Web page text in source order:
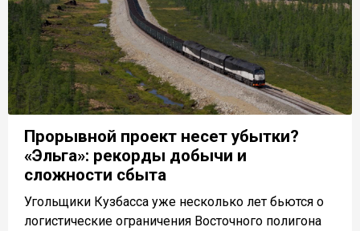
Прорывной проект несет убытки?
«Эльга»: рекорды добычи и
сложности сбыта
Угольщики Кузбасса уже несколько лет бьются о
логистические ограничения Восточного полигона